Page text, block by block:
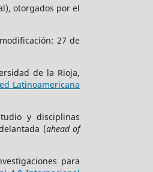
otorgados por el
27 de
de la Rioja,
Latinoamericana
y disciplinas
(ahead of
para